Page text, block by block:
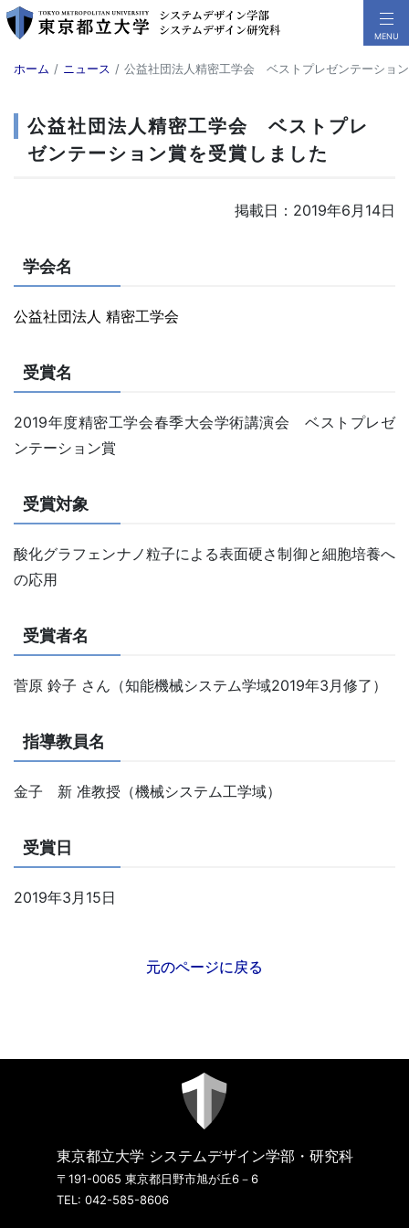
ホーム ニュース 公益社団法人精密工学会 ベストプレゼンテーショ
公益社団法人精密工学会 ベストプレ
ゼンテーション賞を受賞しました
掲載日：2019年6月14日
学会名
公益社団法人 精密工学会
受賞名
2019年度精密工学会春季大会学術講演会 ベストプレゼ
ンテーション賞
受賞対象
酸化グラフェンナノ粒子による表面硬さ制御と細胞培養へ
の応用
受賞者名
菅原 鈴子 さん（知能機械システム学域2019年3月修了）
指導教員名
金子 新 准教授（機械システム工学域）
受賞日
2019年3月15日
元のページに戻る
東京都立大学 システムデザイン学部・研究科
〒191-0065 東京都日野市旭が丘6－6
TEL: 042-585-8606